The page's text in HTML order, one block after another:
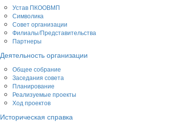
Устав ПКООВМП
Символика
Совет организации
Филиалы/Представительства
Партнеры
Деятельность организации
Общее собрание
Заседания совета
Планирование
Реализуемые проекты
Ход проектов
Историческая справка